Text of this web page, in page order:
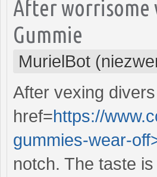
After worrisome
Gummie
MurielBot
After vexing
href=https://
gummies-wear-
notch. The taste